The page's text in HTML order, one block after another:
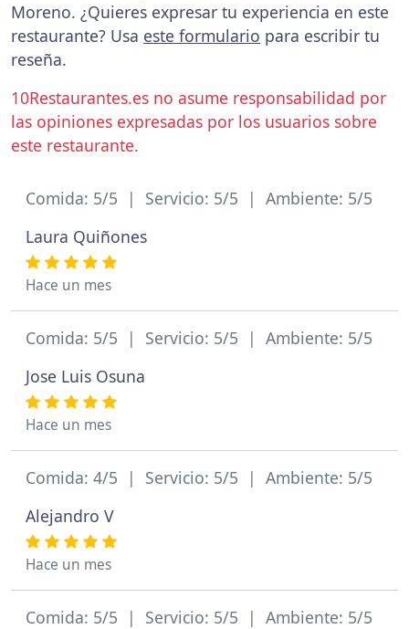
Moreno. ¿Quieres expresar tu experiencia en este
restaurante? Usa este formulario para escribir tu
reseña.
10Restaurantes.es no asume responsabilidad por
las opiniones expresadas por los usuarios sobre
este restaurante.
Comida: 5/5 | Servicio: 5/5 | Ambiente: 5/5
Laura Quiñones
Hace un mes
Comida: 5/5 | Servicio: 5/5 | Ambiente: 5/5
Jose Luis Osuna
Hace un mes
Comida: 4/5 | Servicio: 5/5 | Ambiente: 5/5
Alejandro V
Hace un mes
Comida: 5/5 | Servicio: 5/5 | Ambiente: 5/5